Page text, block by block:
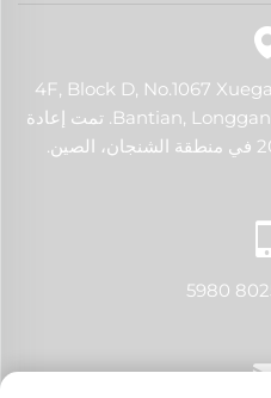
412, 4F, Block D, No.1067
Bantian, Longgang District, Shenzhen, China. تمت إعادة